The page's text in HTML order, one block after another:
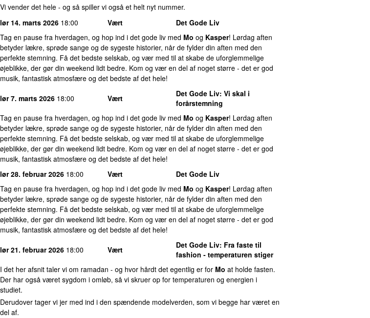
Vi vender det hele - og så spiller vi også et helt nyt nummer.
lør 14. marts 2026 18:00 Vært
Det Gode Liv
Tag en pause fra hverdagen, og hop ind i det gode liv med Mo og Kasper! Lørdag aften
betyder lækre, sprøde sange og de sygeste historier, når de fylder din aften med den
perfekte stemning. Få det bedste selskab, og vær med til at skabe de uforglemmelige
øjeblikke, der gør din weekend lidt bedre. Kom og vær en del af noget større - det er god
musik, fantastisk atmosfære og det bedste af det hele!
lør 7. marts 2026 18:00 Vært Det Gode Liv: Vi skal i
forårstemning
Tag en pause fra hverdagen, og hop ind i det gode liv med Mo og Kasper! Lørdag aften
betyder lækre, sprøde sange og de sygeste historier, når de fylder din aften med den
perfekte stemning. Få det bedste selskab, og vær med til at skabe de uforglemmelige
øjeblikke, der gør din weekend lidt bedre. Kom og vær en del af noget større - det er god
musik, fantastisk atmosfære og det bedste af det hele!
lør 28. februar 2026 18:00 Vært
Det Gode Liv
Tag en pause fra hverdagen, og hop ind i det gode liv med Mo og Kasper! Lørdag aften
betyder lækre, sprøde sange og de sygeste historier, når de fylder din aften med den
perfekte stemning. Få det bedste selskab, og vær med til at skabe de uforglemmelige
øjeblikke, der gør din weekend lidt bedre. Kom og vær en del af noget større - det er god
musik, fantastisk atmosfære og det bedste af det hele!
lør 21. februar 2026 18:00 Vært Det Gode Liv: Fra faste til
fashion - temperaturen stiger
I det her afsnit taler vi om ramadan - og hvor hårdt det egentlig er for Mo at holde fasten.
Der har også været sygdom i omløb, så vi skruer op for temperaturen og energien i
studiet.
Derudover tager vi jer med ind i den spændende modelverden, som vi begge har været en
del af.